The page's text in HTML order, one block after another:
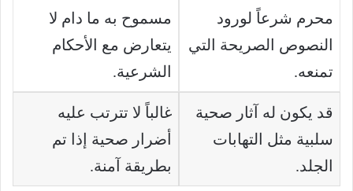
محرم شرعاً لورود
النصوص الصريحة التي
تمنعه.
مسموح به ما دام لا
يتعارض مع الأحكام
الشرعية.
قد يكون له آثار صحية
سلبية مثل التهابات
الجلد.
غالباً لا تترتب عليه
أضرار صحية إذا تم
بطريقة آمنة.